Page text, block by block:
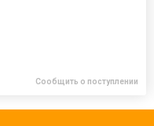
Сообщить о поступлении